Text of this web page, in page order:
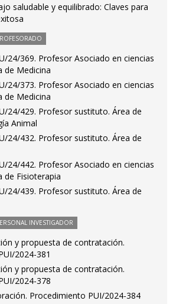
saludable y equilibrado: Claves para
24/369. Profesor Asociado en ciencias
de Medicina
24/373. Profesor Asociado en ciencias
de Medicina
24/429. Profesor sustituto. Área de
Animal
24/432. Profesor sustituto. Área de
24/442. Profesor Asociado en ciencias
de Fisioterapia
24/439. Profesor sustituto. Área de
INVESTIGADOR
y propuesta de contratación.
2024-381
y propuesta de contratación.
2024-378
Procedimiento PUI/2024-384